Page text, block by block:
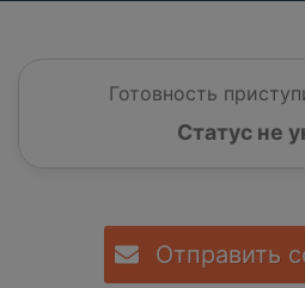
Готовность
Статус не
Отправить